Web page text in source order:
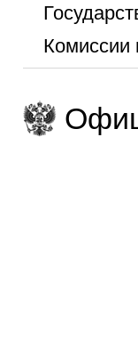
Комиссии